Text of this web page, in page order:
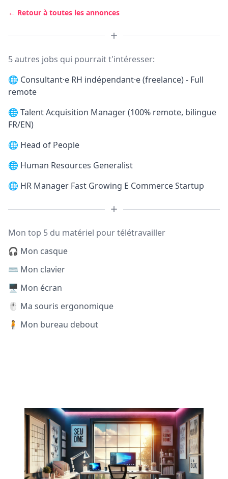
← Retour à toutes les annonces
5 autres jobs qui pourrait t'intéresser:
🌐 Consultant·e RH indépendant·e (freelance) - Full
remote
🌐 Talent Acquisition Manager (100% remote, bilingue
FR/EN)
🌐 Head of People
🌐 Human Resources Generalist
🌐 HR Manager Fast Growing E Commerce Startup
Mon top 5 du matériel pour télétravailler
🎧 Mon casque
⌨️ Mon clavier
🖥️ Mon écran
🖱️ Ma souris ergonomique
🧍 Mon bureau debout